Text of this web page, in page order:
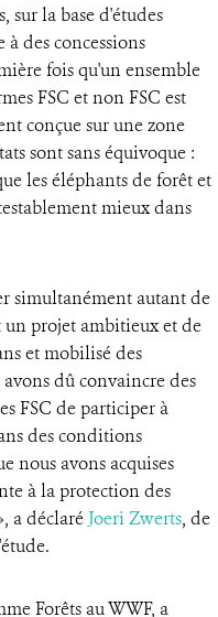
sur la base d'études
des concessions
fois qu'un ensemble
FSC et non FSC est
conçue sur une zone
sont sans équivoque :
les éléphants de forêt et
mieux dans
simultanément autant de
un projet ambitieux et de
et mobilisé des
dû convaincre des
FSC de participer à
des conditions
nous avons acquises
à la protection des
a déclaré Joeri Zwerts, de
Forêts au WWF, a